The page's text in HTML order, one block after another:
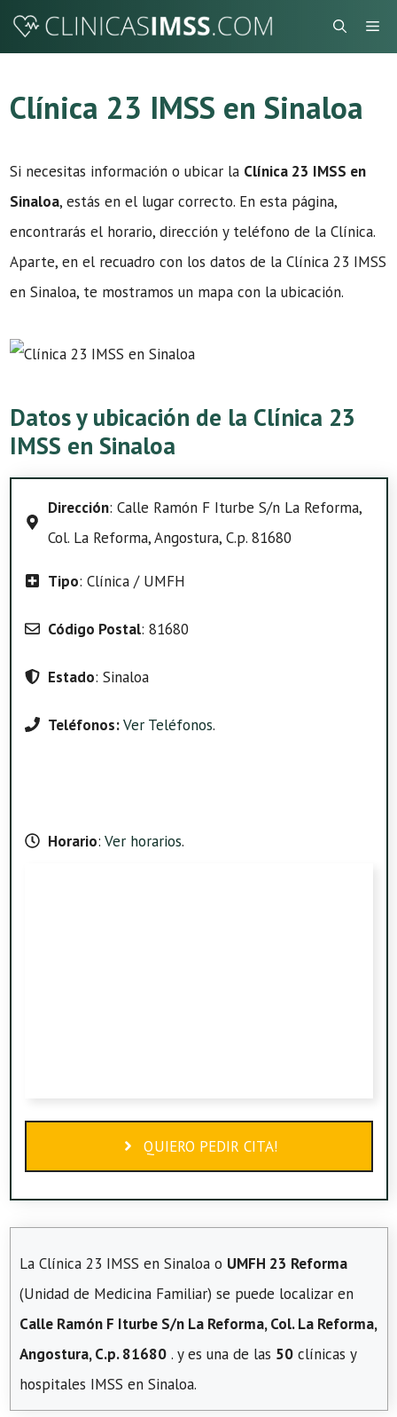
Saltar
Clínica 23 IMSS en Sinaloa
Si necesitas información o ubicar la Clínica 23 IMSS en
Sinaloa, estás en el lugar correcto. En esta página,
encontrarás el horario, dirección y teléfono de la Clínica.
Aparte, en el recuadro con los datos de la Clínica 23 IMSS
en Sinaloa, te mostramos un mapa con la ubicación.
Datos y ubicación de la Clínica 23
IMSS en Sinaloa
Dirección: Calle Ramón F Iturbe S/n La Reforma,
Col. La Reforma, Angostura, C.p. 81680
Tipo: Clínica / UMFH
Código Postal: 81680
Estado: Sinaloa
Teléfonos:Ver Teléfonos.
Horario: Ver horarios.
QUIERO PEDIR CITA!
La Clínica 23 IMSS en Sinaloa o UMFH 23 Reforma
(Unidad de Medicina Familiar) se puede localizar en
Calle Ramón F Iturbe S/n La Reforma, Col. La Reforma,
Angostura, C.p. 81680 . y es una de las 50 clínicas y
hospitales IMSS en Sinaloa.